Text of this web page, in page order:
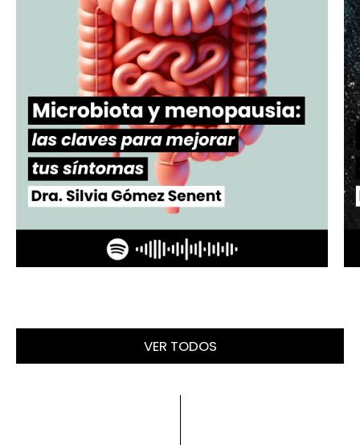
VER TODOS